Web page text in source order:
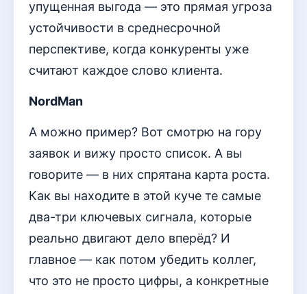
упущенная выгода — это прямая угроза
устойчивости в среднесрочной
перспективе, когда конкуренты уже
считают каждое слово клиента.
NordMan
А можно пример? Вот смотрю на гору
заявок и вижу просто список. А вы
говорите — в них спрятана карта роста.
Как вы находите в этой куче те самые
два-три ключевых сигнала, которые
реально двигают дело вперёд? И
главное — как потом убедить коллег,
что это не просто цифры, а конкретные